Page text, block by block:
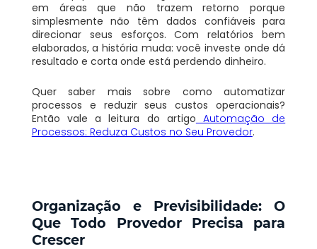
em áreas que não trazem retorno porque
simplesmente não têm dados confiáveis para
direcionar seus esforços. Com relatórios bem
elaborados, a história muda: você investe onde dá
resultado e corta onde está perdendo dinheiro.
Quer saber mais sobre como automatizar
processos e reduzir seus custos operacionais?
Então vale a leitura do artigo Automação de
Processos: Reduza Custos no Seu Provedor.
Organização e Previsibilidade: O
Que Todo Provedor Precisa para
Crescer